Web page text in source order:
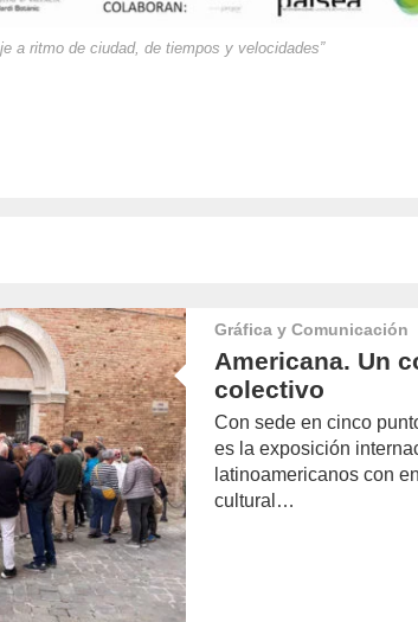
a ritmo de ciudad, de tiempos y velocidades”
Gráfica y Comunicación
Americana. Un
colectivo
Con sede en cinco
es la exposición
latinoamericanos con
cultural…